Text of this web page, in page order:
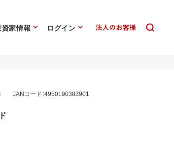
資家情報 ログイン
JANコード：4950190383901